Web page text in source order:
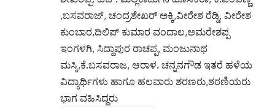
,ಬಸವರಾಜ್, ಚಂದ್ರಶೇಖರ್ ಅಕ್ಕಿ,ವೀರೇಶ ರೆಡ್ಡಿ, ವೀರೇಶ
ಕುಂಬಾರ,ದಿಲಿಪ್ ಕುಮಾರ ವಂದಾಲ,ಅಮರೇಶಪ್ಪ
ಇಂಗಳಗಿ, ಸಿದ್ದಾಪುರ ರಾಚಪ್ಪ, ಮಂಜುನಾಥ
ಮಸ್ಕಿ,ಕೆ.ಬಸವರಾಜ, ಆರಾಳ. ಚನ್ನನಗೌಡ ಇತರೆ ಹಳೆಯ
ವಿದ್ಯಾರ್ಥಿಗಳು ಹಾಗೂ ಹಲವಾರು ಶರಣರು,ಶರಣಿಯರು
ಭಾಗ ವಹಿಸಿದ್ದರು